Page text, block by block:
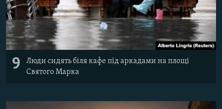
9
Люди сидять біля кафе під аркадами на площі
Святого Марка